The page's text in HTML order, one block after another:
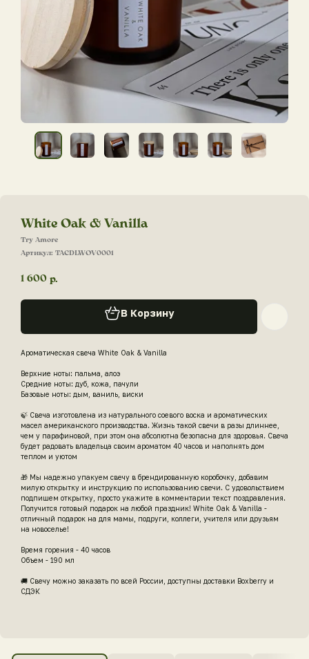
White Oak & Vanilla
Try Amore
Артикул: TACDLWOV0001
1 600 р.
В Корзину
Ароматическая свеча White Oak & Vanilla
Верхние ноты: пальма, алоэ
Средние ноты: дуб, кожа, пачули
Базовые ноты: дым, ваниль, виски
🍃 Свеча изготовлена из натурального соевого воска и ароматических
масел американского производства. Жизнь такой свечи в разы длиннее,
чем у парафиновой, при этом она абсолютна безопасна для здоровья. Свеча
будет радовать владельца своим ароматом 40 часов и наполнять дом
теплом и уютом
🎁 Мы надежно упакуем свечу в брендированную коробочку, добавим
милую открытку и инструкцию по использованию свечи. С удовольствием
подпишем открытку, просто укажите в комментарии текст поздравления.
Получится готовый подарок на любой праздник! White Oak & Vanilla -
отличный подарок на для мамы, подруги, коллеги, учителя или друзьям
на новоселье!
Время горения - 40 часов
Объем - 190 мл
🚚 Свечу можно заказать по всей России, доступны доставки Boxberry и
СДЭК